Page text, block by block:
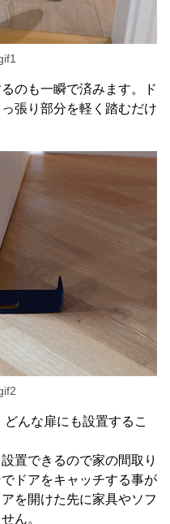
のも一瞬で済みます。ド
張り部分を軽く踏むだけ
んな扉にも設置するこ
置できるので家の間取り
ドアをキャッチする事が
を開けた先に家具やソフ
ん。